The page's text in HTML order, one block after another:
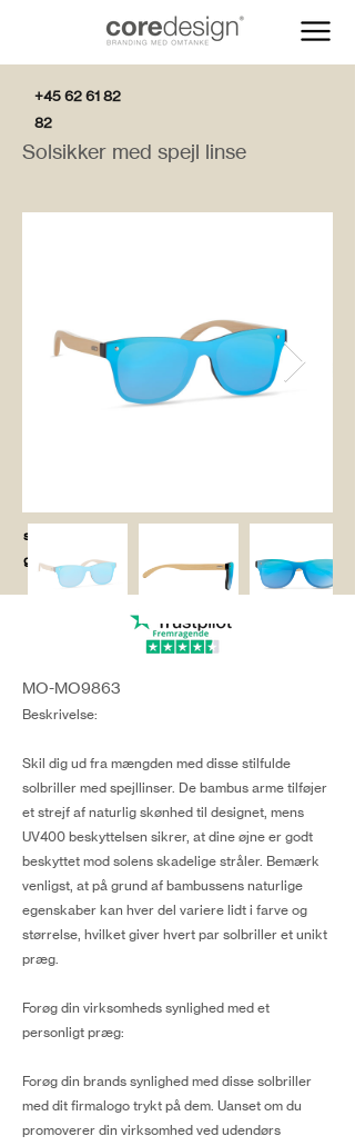
+45 62 61 82
82
salg@coredesi
gn.dk
Solsikker med spejl linse
MO-MO9863
Beskrivelse:
Skil dig ud fra mængden med disse stilfulde
solbriller med spejllinser. De bambus arme tilføjer
et strejf af naturlig skønhed til designet, mens
UV400 beskyttelsen sikrer, at dine øjne er godt
beskyttet mod solens skadelige stråler. Bemærk
venligst, at på grund af bambussens naturlige
egenskaber kan hver del variere lidt i farve og
størrelse, hvilket giver hvert par solbriller et unikt
præg.
Forøg din virksomheds synlighed med et
personligt præg:
Forøg din brands synlighed med disse solbriller
med dit firmalogo trykt på dem. Uanset om du
promoverer din virksomhed ved udendørs